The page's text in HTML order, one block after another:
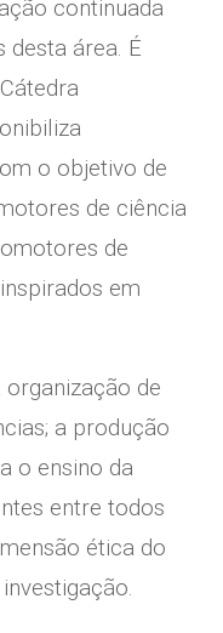
continuada
desta área. É
o objetivo de
de ciência
de
em
organização de
a produção
o ensino da
entre todos
ética do